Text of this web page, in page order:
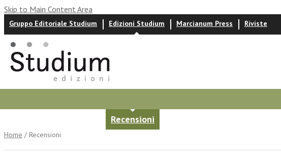
Skip to Main Content Area
Gruppo Editoriale Studium Edizioni Studium Marcianum Press Riviste
Recensioni
Home / Recensioni